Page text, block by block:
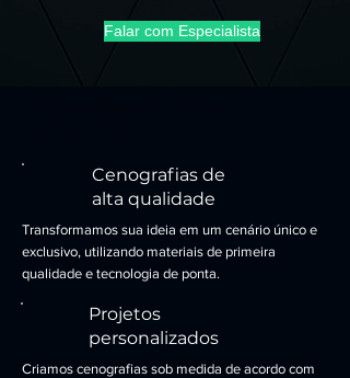
Falar com Especialista
Cenografias de
alta qualidade
Transformamos sua ideia em um cenário único e
exclusivo, utilizando materiais de primeira
qualidade e tecnologia de ponta.
Projetos
personalizados
Criamos cenografias sob medida de acordo com